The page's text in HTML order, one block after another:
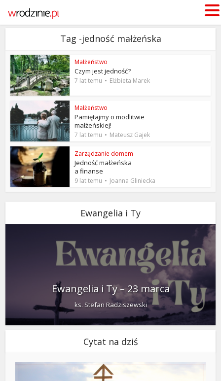
Tag -jedność małżeńska
Małżeństwo
Czym jest jedność?
7 lat temu Elżbieta Marek
Małżeństwo
Pamiętajmy o modlitwie
małżeńskiej!
7 lat temu Mateusz Gajek
Zarządzanie domem
Jedność małżeńska
a finanse
9 lat temu Joanna Gliniecka
Ewangelia i Ty
Ewangelia i Ty – 23 marca
ks. Stefan Radziszewski
Cytat na dziś